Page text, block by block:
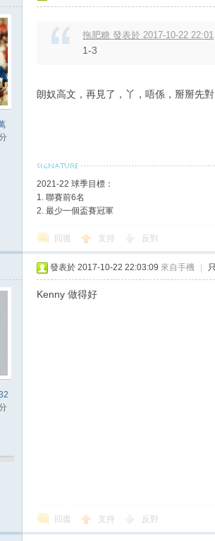
拖肥糖 發表於 2017-10-22 22:01
1-3
朗奴高文，再見了，丫，唔係，掰掰先對
2021-22 球季目標：
1. 聯賽前6名
2. 最少一個盃賽冠軍
回復 支持 反對
發表於 2017-10-22 22:03:09 來自手機
Kenny 做得好
回復 支持 反對